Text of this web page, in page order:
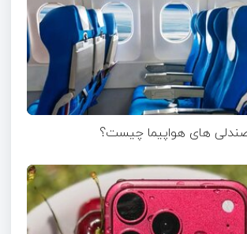
صندلی های هواپیما چیست؟